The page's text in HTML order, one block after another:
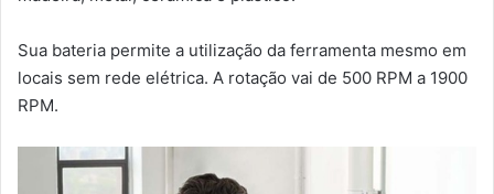
Sua bateria permite a utilização da ferramenta mesmo em
locais sem rede elétrica. A rotação vai de 500 RPM a 1900
RPM.